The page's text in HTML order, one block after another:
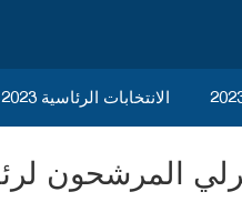
الانتخابات الرئاسية 2023